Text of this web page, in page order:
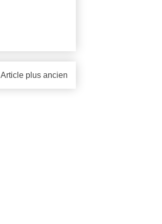
Article plus ancien